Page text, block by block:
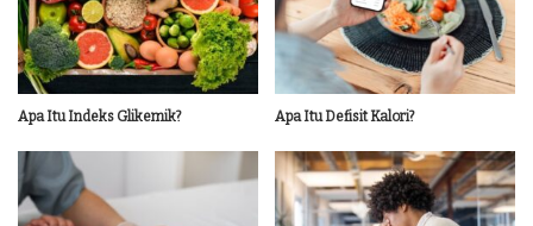
Apa Itu Indeks Glikemik? Apa Itu Defisit Kalori?